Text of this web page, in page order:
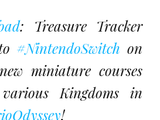
: Treasure Tracker
#NintendoSwitch on
miniature courses
Kingdoms in
!